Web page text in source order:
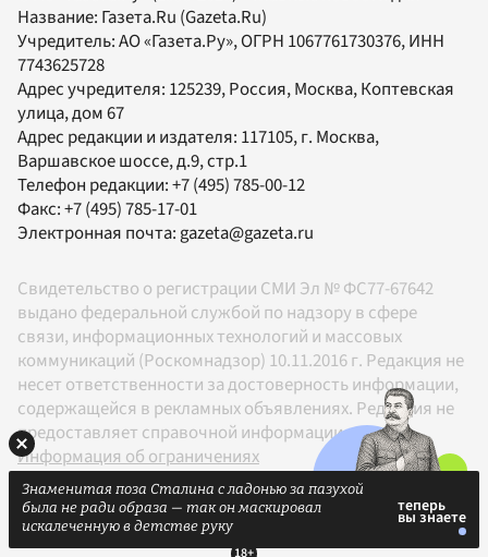
Название: Газета.Ru (Gazeta.Ru)
Учредитель:АО «Газета.Ру», ОГРН 1067761730376, ИНН
7743625728
Адрес учредителя: 125239, Россия, Москва, Коптевская
улица, дом 67
Адрес редакции и издателя: 117105, г. Москва,
Варшавское шоссе, д.9, стр.1
Телефон редакции:+7 (495) 785-00-12
Факс:+7 (495) 785-17-01
Электронная почта:gazeta@gazeta.ru
Свидетельство о регистрации СМИ Эл № ФС77-67642
выдано федеральной службой по надзору в сфере
связи, информационных технологий и массовых
коммуникаций (Роскомнадзор) 10.11.2016 г. Редакция не
несет ответственности за достоверность информации,
содержащейся в рекламных объявлениях. Редакция не
предоставляет справочной информации.
Информация об ограничениях
На информационном ресурсе применяются
рекомендательные технологии в соответствии с
Правилами
18+
Знаменитая поза Сталина с ладонью за пазухой
была не ради образа — так он маскировал
искалеченную в детстве руку